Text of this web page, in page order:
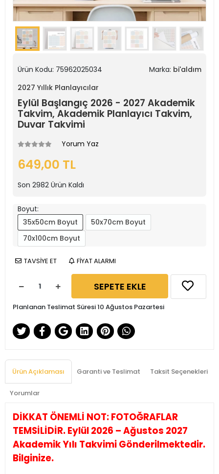
Ürün Kodu: 75962025034 Marka: bi'aldım
2027 Yıllık Planlayıcılar
Eylül Başlangıç 2026 - 2027 Akademik
Takvim, Akademik Planlayıcı Takvim,
Duvar Takvimi
Yorum Yaz
649,00 TL
Son 2982 Ürün Kaldı
Boyut:
35x50cm Boyut
50x70cm Boyut
70x100cm Boyut
TAVSİYE ET FİYAT ALARMI
SEPETE EKLE
Planlanan Teslimat Süresi 10 Ağustos Pazartesi
Ürün Açıklaması Garanti ve Teslimat Taksit Seçenekleri
Yorumlar
DİKKAT ÖNEMLİ NOT: FOTOĞRAFLAR
TEMSİLİDİR. Eylül 2026 – Ağustos 2027
Akademik Yılı Takvimi Gönderilmektedir.
Bilginize.